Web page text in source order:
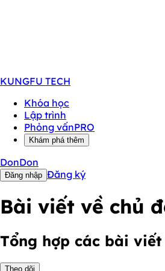
KUNGFU TECH
Khóa học
Lập trình
Phỏng vấnPRO
Khám phá thêm
DonDon
Đăng nhập Đăng ký
Bài viết về chủ
Tổng hợp các bài
Theo dõi